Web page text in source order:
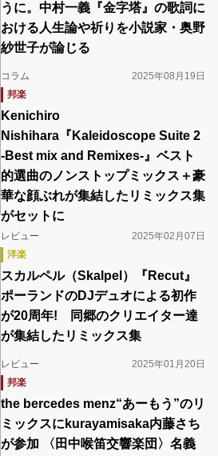
うに。中村一義『金字塔』の歌詞に
おける人生論や祈りを小説家・奥野
紗世子が論じる
コラム
2025年08月19日
邦楽
Kenichiro
Nishihara『Kaleidoscope Suite 2
-Best mix and Remixes-』ベスト
的選曲のノンストップミックス＋豪
華な顔ぶれが集結したリミックス集
がセットに
レビュー
2025年02月07日
洋楽
スカルペル（Skalpel）『Recut』
ポーランドのDJデュオによる初作
が20周年! 同郷のクリエイター達
が集結したリミックス集
レビュー
2025年01月20日
邦楽
the bercedes menz“あーもう”のリ
ミックスにkurayamisaka内藤さち
が参加 〈田中喉笛交響楽団〉名義